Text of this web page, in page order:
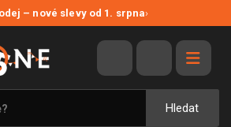
– nové slevy od 1. srpna›
Hledat